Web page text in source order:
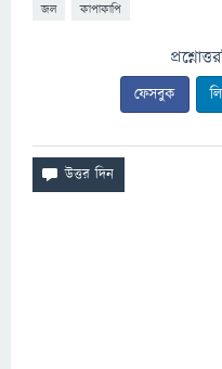
জল কাপাকাপি
ফেসবুক